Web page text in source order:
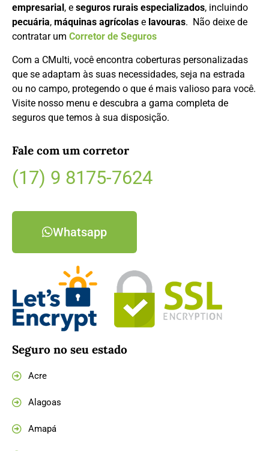
empresarial , e seguros rurais especializados, incluindo
pecuária, máquinas agrícolas e lavouras. Não deixe de
contratar um Corretor de Seguros
Com a CMulti, você encontra coberturas personalizadas
que se adaptam às suas necessidades, seja na estrada
ou no campo, protegendo o que é mais valioso para você.
Visite nosso menu e descubra a gama completa de
seguros que temos à sua disposição.
Fale com um corretor
(17) 9 8175-7624
Whatsapp
Seguro no seu estado
Acre
Alagoas
Amapá